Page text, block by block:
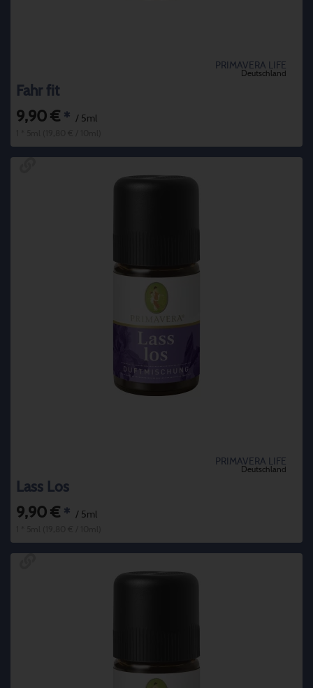
PRIMAVERA LIFE
Deutschland
Fahr fit
9,90 € * / 5ml
PRIMAVERA LIFE
Deutschland
Lass Los
9,90 € * / 5ml